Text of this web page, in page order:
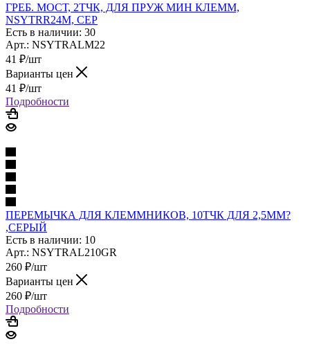
ГРЕБ. МОСТ, 2ТЧК, ДЛЯ ПРУЖ МИН КЛЕММ,
NSYTRR24M, СЕР
Есть в наличии: 30
Арт.: NSYTRALM22
41 ₽/шт
Варианты цен
41 ₽/шт
Подробности
ПЕРЕМЫЧКА ДЛЯ КЛЕММНИКОВ, 10ТЧК ДЛЯ 2,5ММ?
,СЕРЫЙ
Есть в наличии: 10
Арт.: NSYTRAL210GR
260 ₽/шт
Варианты цен
260 ₽/шт
Подробности